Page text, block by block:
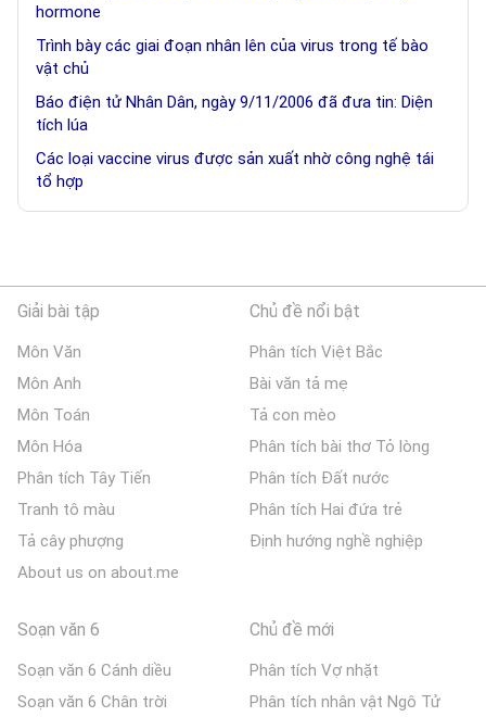
hormone
Trình bày các giai đoạn nhân lên của virus trong tế bào
vật chủ
Báo điện tử Nhân Dân, ngày 9/11/2006 đã đưa tin: Diện
tích lúa
Các loại vaccine virus được sản xuất nhờ công nghệ tái
tổ hợp
Giải bài tập
Môn Văn
Môn Anh
Môn Toán
Môn Hóa
Phân tích Tây Tiến
Tranh tô màu
Tả cây phượng
About us on about.me
Chủ đề nổi bật
Phân tích Việt Bắc
Bài văn tả mẹ
Tả con mèo
Phân tích bài thơ Tỏ lòng
Phân tích Đất nước
Phân tích Hai đứa trẻ
Định hướng nghề nghiệp
Soạn văn 6
Soạn văn 6 Cánh diều
Soạn văn 6 Chân trời
Chủ đề mới
Phân tích Vợ nhặt
Phân tích nhân vật Ngô Tử